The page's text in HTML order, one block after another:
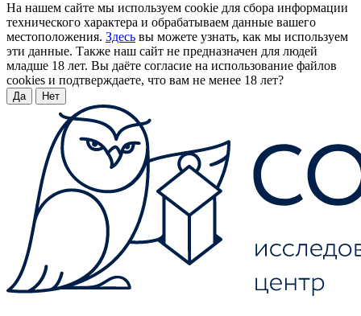
На нашем сайте мы используем cookie для сбора информации
технического характера и обрабатываем данные вашего
местоположения. Здесь вы можете узнать, как мы используем
эти данные. Также наш сайт не предназначен для людей
младше 18 лет. Вы даёте согласие на использование файлов
cookies и подтверждаете, что вам не менее 18 лет?
Да Нет